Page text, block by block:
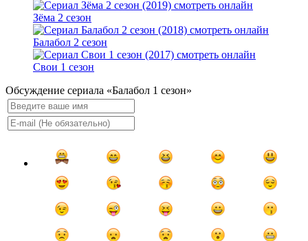
Зёма 2 сезон
Балабол 2 сезон
Свои 1 сезон
Обсуждение сериала «Балабол 1 сезон»